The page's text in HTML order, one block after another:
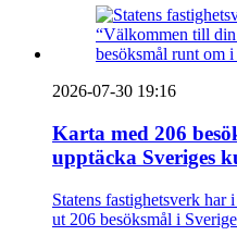
2026-07-30 19:16
Karta med 206
upptäcka Sveriges
Statens fastighetsverk har
ut 206 besöksmål i